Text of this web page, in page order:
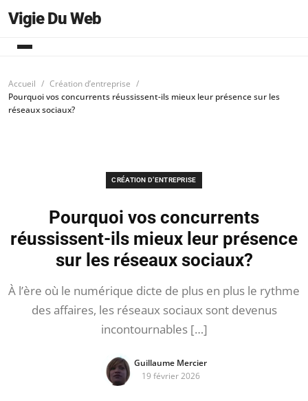
Vigie Du Web
Accueil
Création d’entreprise
Pourquoi vos concurrents réussissent-ils mieux leur présence sur les
réseaux sociaux?
CRÉATION D’ENTREPRISE
Pourquoi vos concurrents
réussissent-ils mieux leur présence
sur les réseaux sociaux?
À l’ère où le numérique dicte de plus en plus le rythme
des affaires, les réseaux sociaux sont devenus
incontournables […]
Guillaume Mercier
19 février 2026